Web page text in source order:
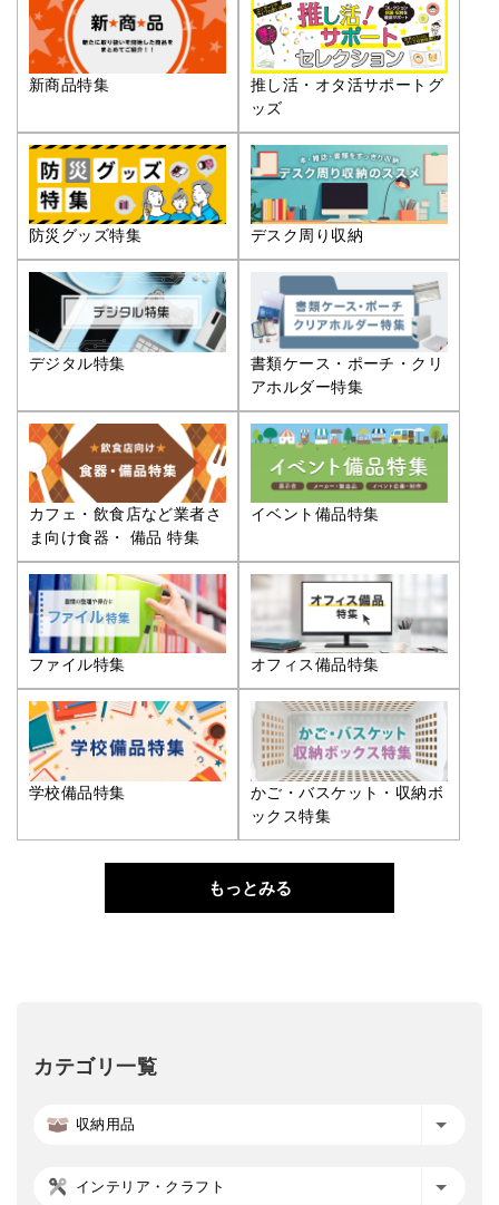
新商品特集
推し活・オタ活サポートグ
ッズ
防災グッズ特集 デスク周り収納
デジタル特集
書類ケース・ポーチ・クリ
アホルダー特集
カフェ・飲食店など業者さ
ま向け食器・ 備品 特集
イベント備品特集
ファイル特集 オフィス備品特集
学校備品特集
かご・バスケット・収納ボ
ックス特集
もっとみる
カテゴリ一覧
収納用品
インテリア・クラフト